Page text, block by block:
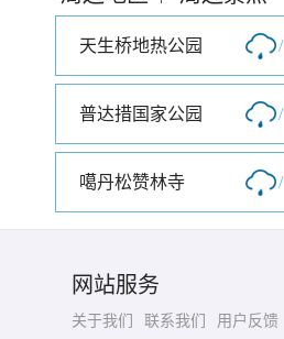
天生桥地热公园 /
普达措国家公园 /
噶丹松赞林寺 /
网站服务
关于我们 联系我们
用户反馈